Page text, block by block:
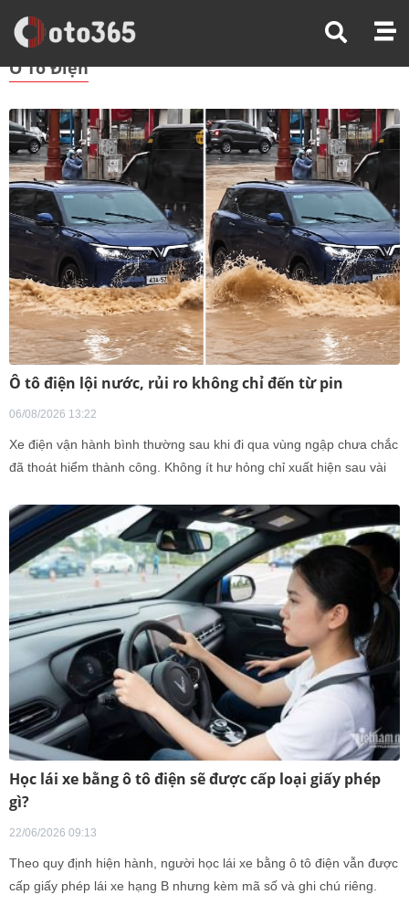
Trang Chủ Ô Tô Điện
Ô Tô Điện
Ô tô điện lội nước, rủi ro không chỉ đến từ pin
06/08/2026 13:22
Xe điện vận hành bình thường sau khi đi qua vùng ngập chưa chắc
đã thoát hiểm thành công. Không ít hư hỏng chỉ xuất hiện sau vài
Học lái xe bằng ô tô điện sẽ được cấp loại giấy phép
gì?
22/06/2026 09:13
Theo quy định hiện hành, người học lái xe bằng ô tô điện vẫn được
cấp giấy phép lái xe hạng B nhưng kèm mã số và ghi chú riêng.